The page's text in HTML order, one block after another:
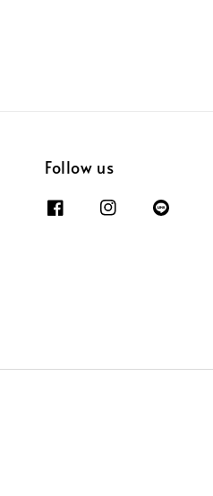
Follow us